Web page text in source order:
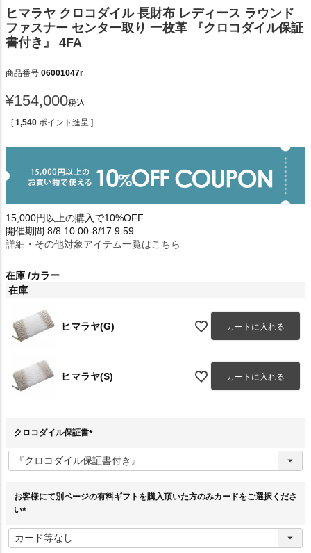
ヒマラヤ クロコダイル 長財布 レディース ラウンド
ファスナー センター取り 一枚革 『クロコダイル保証
書付き』 4FA
商品番号 06001047r
¥154,000税込
[ 1,540 ポイント進呈 ]
15,000円以上の購入で10%OFF
開催期間:8/8 10:00-8/17 9:59
詳細・その他対象アイテム一覧はこちら
在庫 カラー
在庫
ヒマラヤ(G) カートに入れる
ヒマラヤ(S) カートに入れる
クロコダイル保証書
必
須
お客様にて別ページの有料ギフトを購入頂いた方のみカードをご選択くださ
い
必
須